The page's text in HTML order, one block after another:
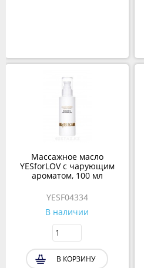
Массажное масло
YESforLOV с чарующим
ароматом, 100 мл
YESF04334
В наличии
В КОРЗИНУ